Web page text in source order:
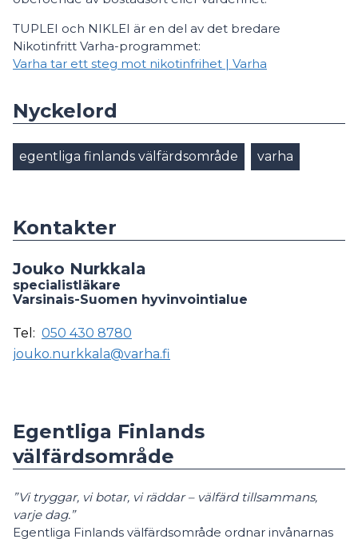
TUPLEI och NIKLEI är en del av det bredare
Nikotinfritt Varha-programmet:
Varha tar ett steg mot nikotinfrihet | Varha
Nyckelord
egentliga finlands välfärdsområde varha
Kontakter
Jouko Nurkkala
specialistläkare
Varsinais-Suomen hyvinvointialue
Tel: 050 430 8780
jouko.nurkkala@varha.fi
Egentliga Finlands
välfärdsområde
”Vi tryggar, vi botar, vi räddar – välfärd tillsammans,
varje dag.”
Egentliga Finlands välfärdsområde ordnar invånarnas